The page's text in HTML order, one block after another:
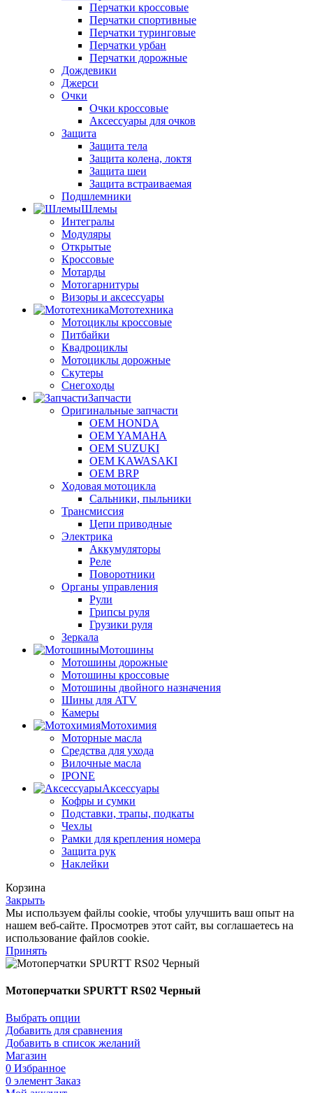
Перчатки кроссовые
Перчатки спортивные
Перчатки туринговые
Перчатки урбан
Перчатки дорожные
Дождевики
Джерси
Очки
Очки кроссовые
Аксессуары для очков
Защита
Защита тела
Защита колена, локтя
Защита шеи
Защита встраиваемая
Подшлемники
Шлемы
Интегралы
Модуляры
Открытые
Кроссовые
Мотарды
Мотогарнитуры
Визоры и аксессуары
Мототехника
Мотоциклы кроссовые
Питбайки
Квадроциклы
Мотоциклы дорожные
Скутеры
Снегоходы
Запчасти
Оригинальные запчасти
OEM HONDA
OEM YAMAHA
OEM SUZUKI
OEM KAWASAKI
OEM BRP
Ходовая мотоцикла
Сальники, пыльники
Трансмиссия
Цепи приводные
Электрика
Аккумуляторы
Реле
Поворотники
Органы управления
Рули
Грипсы руля
Грузики руля
Зеркала
Мотошины
Мотошины дорожные
Мотошины кроссовые
Мотошины двойного назначения
Шины для ATV
Камеры
Мотохимия
Моторные масла
Средства для ухода
Вилочные масла
IPONE
Аксессуары
Кофры и сумки
Подставки, трапы, подкаты
Чехлы
Рамки для крепления номера
Защита рук
Наклейки
Корзина
Закрыть
Мы используем файлы cookie, чтобы улучшить ваш опыт на
нашем веб-сайте. Просмотрев этот сайт, вы соглашаетесь на
использование файлов cookie.
Принять
Мотоперчатки SPURTT RS02 Черный
Выбрать опции
Добавить для сравнения
Добавить в список желаний
Магазин
0 Избранное
0 элемент Заказ